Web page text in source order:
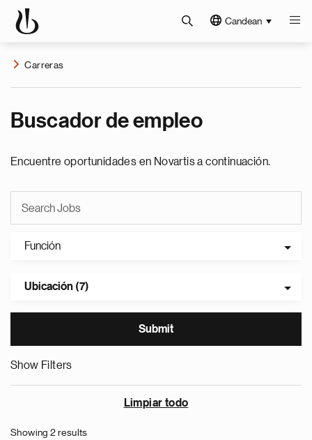
Candean
Carreras
Buscador de empleo
Encuentre oportunidades en Novartis a continuación.
Función
Ubicación (7)
Show Filters
Limpiar todo
Showing 2 results